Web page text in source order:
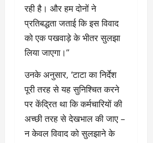
रही है। और हम दोनों ने
प्रतिबद्धता जताई कि इस विवाद
को एक पखवाड़े के भीतर सुलझा
लिया जाएगा।”
उनके अनुसार, ‘टाटा का निर्देश
पूरी तरह से यह सुनिश्चित करने
पर केंद्रित था कि कर्मचारियों की
अच्छी तरह से देखभाल की जाए –
न केवल विवाद को सुलझाने के